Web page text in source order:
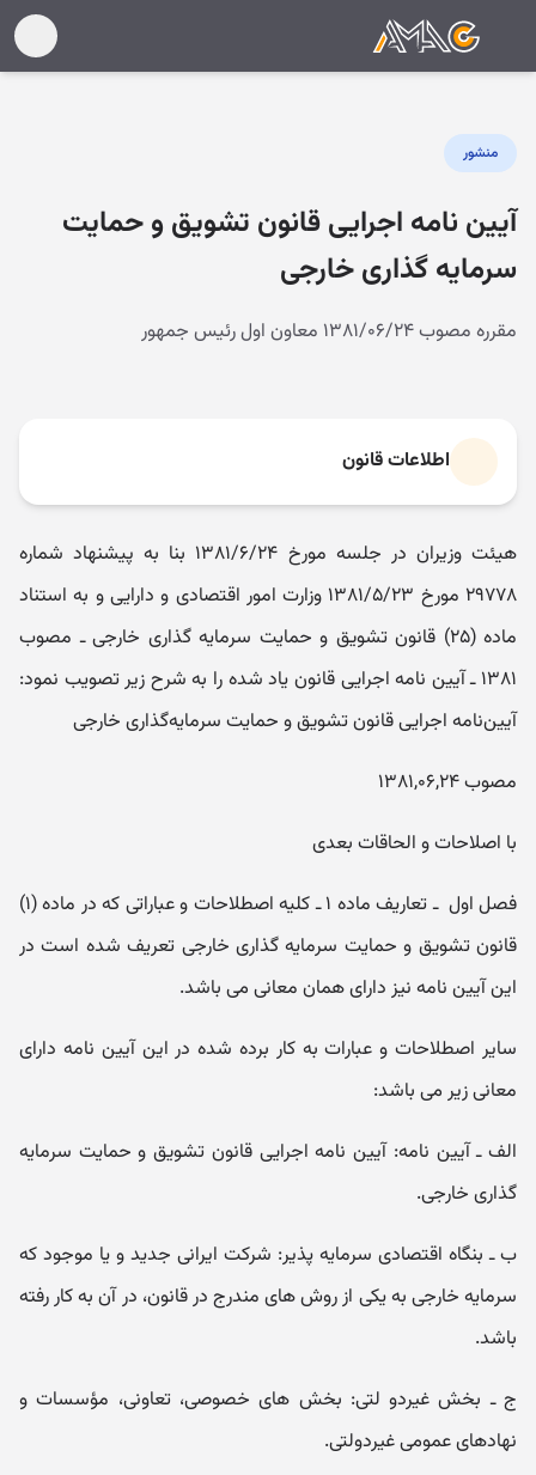
منشور
آیین نامه اجرایی قانون تشویق و حمایت
سرمایه گذاری خارجی
مقرره مصوب ۱۳۸۱/۰۶/۲۴ معاون اول رئیس جمهور
اطلاعات قانون
هیئت وزیران در جلسه مورخ ۱۳۸۱/۶/۲۴ بنا به پیشنهاد شماره
۲۹۷۷۸ مورخ ۱۳۸۱/۵/۲۳ وزارت امور اقتصادی و دارایی و به استناد
ماده (۲۵) قانون تشویق و حمایت سرمایه گذاری خارجی ـ مصوب
۱۳۸۱ ـ آیین نامه اجرایی قانون یاد شده را به شرح زیر تصویب نمود:
آیین‌نامه اجرایی قانون تشویق و حمایت سرمایه‌گذاری خارجی
مصوب ۱۳۸۱,۰۶,۲۴
با اصلاحات و الحاقات بعدی
فصل او‌ل ‌ ـ‌ تعاریف ماده ۱ ـ کلیه اصطلاحات و عباراتی که در ماده (۱)
قانون تشویق و حمایت سرمایه گذاری خارجی تعریف شده است در
این آیین نامه نیز دارای همان معانی می باشد.
سایر اصطلاحات و عبارات به کار برده شده در این آیین نامه دارای
معانی زیر می باشد:
الف ـ آیین نامه: آیین نامه اجرایی قانون تشویق و حمایت سرمایه
گذاری خارجی.
ب ـ بنگاه اقتصادی سرمایه پذیر: شرکت ایرانی جدید و یا موجود که
سرمایه خارجی به یکی از روش های مندرج در قانون، در آن به کار رفته
باشد.
ج ـ بخش غیردو لتی: بخش های خصوصی، تعاونی، مؤسسات و
نهادهای عمومی غیردولتی.